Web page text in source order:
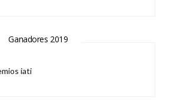
Ganadores 2019